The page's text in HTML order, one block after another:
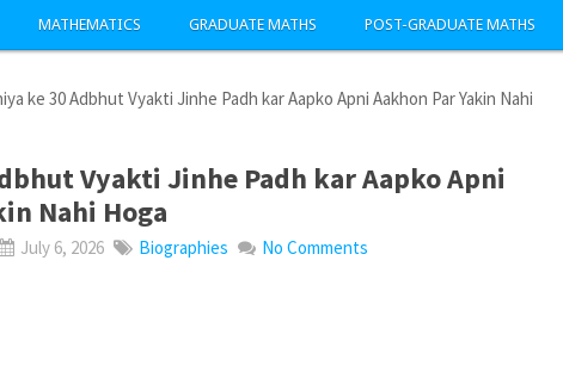
MATHEMATICS GRADUATE MATHS POST-GRADUATE MATHS
ke 30 Adbhut Vyakti Jinhe Padh kar Aapko Apni Aakhon Par Yakin Nahi
Vyakti Jinhe Padh kar Aapko Apni
Nahi Hoga
July 6, 2026 Biographies No Comments